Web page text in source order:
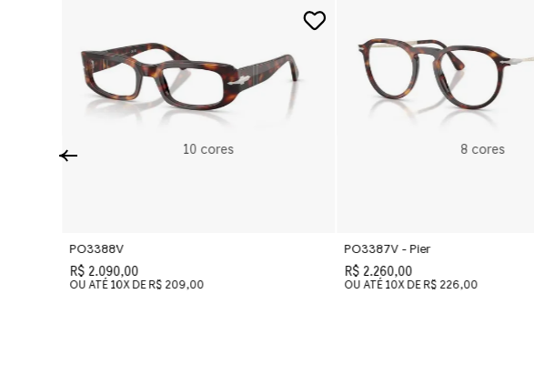
10 cores
PO3388V
R$ 2.090,00
OU ATÉ 10X DE R$ 209,00
8 cores
PO3387V - Pier
R$ 2.260,00
OU ATÉ 10X DE R$ 226,00